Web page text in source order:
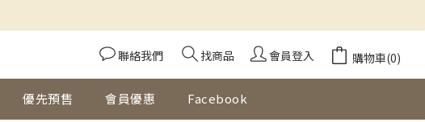
聯絡我們 找商品 會員登入 購物車(0)
優先預售 會員優惠 Facebook